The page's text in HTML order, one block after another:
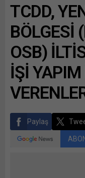
TCDD,
BÖLGESİ
OSB)
İŞİ
Paylaş